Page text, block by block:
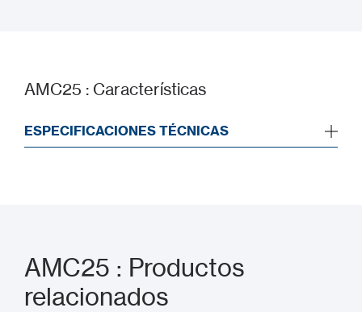
AMC25 : Características
ESPECIFICACIONES TÉCNICAS
AMC25 : Productos
relacionados